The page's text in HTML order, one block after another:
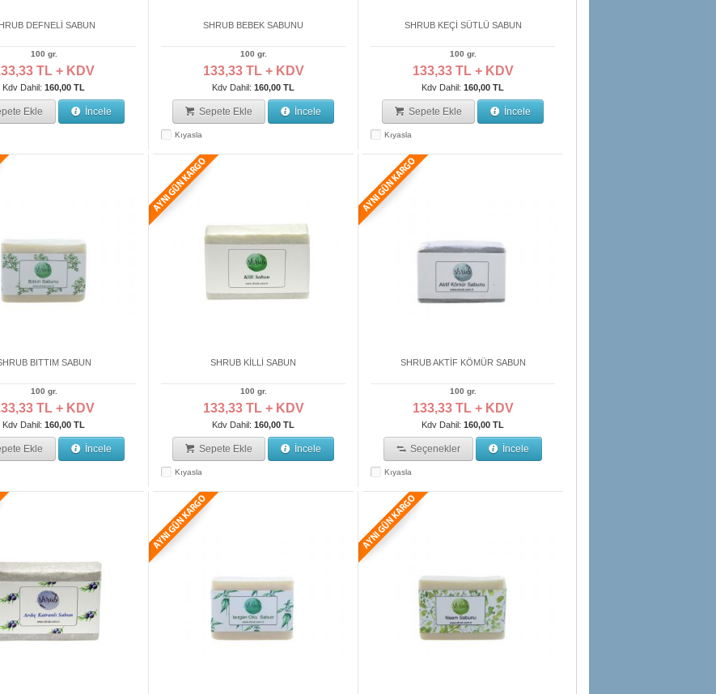
DEFNELİ SABUN
100 gr.
TL + KDV
Kdv Dahil: 160,00 TL
Ekle İncele
SHRUB BEBEK SABUNU
100 gr.
133,33 TL + KDV
Kdv Dahil: 160,00 TL
Sepete Ekle İncele
Kıyasla
SHRUB KEÇİ SÜTLÜ SABUN
100 gr.
133,33 TL + KDV
Kdv Dahil: 160,00 TL
Sepete Ekle İncele
Kıyasla
BITTIM SABUN
100 gr.
TL + KDV
Kdv Dahil: 160,00 TL
Ekle İncele
SHRUB KİLLİ SABUN
100 gr.
133,33 TL + KDV
Kdv Dahil: 160,00 TL
Sepete Ekle İncele
Kıyasla
SHRUB AKTİF KÖMÜR SABUN
100 gr.
133,33 TL + KDV
Kdv Dahil: 160,00 TL
Seçenekler İncele
Kıyasla